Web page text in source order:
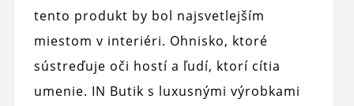
tento produkt by bol najsvetlejším
miestom v interiéri. Ohnisko, ktoré
sústreďuje oči hostí a ľudí, ktorí cítia
umenie. IN Butik s luxusnými výrobkami